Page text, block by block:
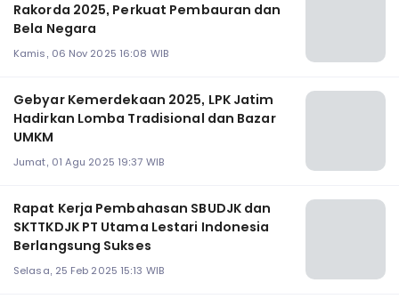
Rakorda 2025, Perkuat Pembauran dan
Bela Negara
Kamis, 06 Nov 2025 16:08 WIB
Gebyar Kemerdekaan 2025, LPK Jatim
Hadirkan Lomba Tradisional dan Bazar
UMKM
Jumat, 01 Agu 2025 19:37 WIB
Rapat Kerja Pembahasan SBUDJK dan
SKTTKDJK PT Utama Lestari Indonesia
Berlangsung Sukses
Selasa, 25 Feb 2025 15:13 WIB